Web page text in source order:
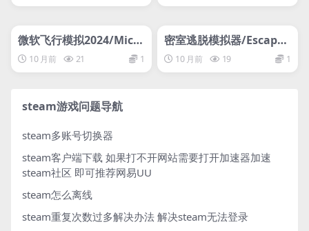
微软飞行模拟2024/Micro
soft Flight Simulator 2
024/支持网络联机
10 月前 21 1
密室逃脱模拟器/Escape
Simulator/支持网络联机
10 月前 19 1
steam游戏问题导航
steam多账号切换器
steam客户端下载 如果打不开网站需要打开加速器加速
steam社区 即可推荐网易UU
steam怎么离线
steam重复次数过多解决办法 解决steam无法登录